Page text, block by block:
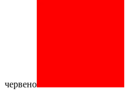
червено